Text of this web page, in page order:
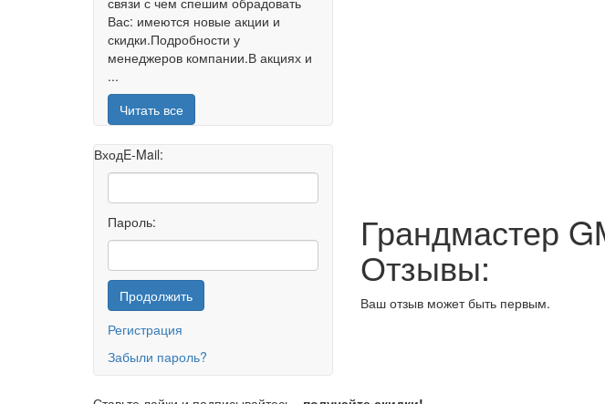
Грандмастер
Отзывы:
Ваш отзыв может быть первым.
Вас: имеются новые акции и
скидки.Подробности у
менеджеров компании.В акциях и
...
Читать все
ВходE-Mail:
Пароль:
Продолжить
Регистрация
Забыли пароль?